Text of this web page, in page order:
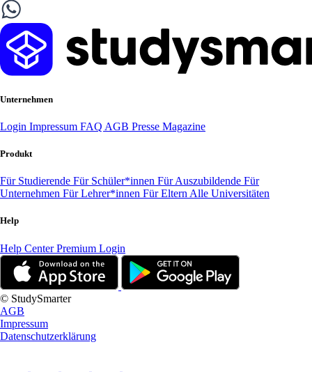
Unternehmen
Login Impressum FAQ AGB Presse Magazine
Produkt
Für Studierende Für Schüler*innen Für Auszubildende Für
Unternehmen Für Lehrer*innen Für Eltern Alle Universitäten
Help
Help CenterPremium Login
© StudySmarter
AGB
Impressum
Datenschutzerklärung